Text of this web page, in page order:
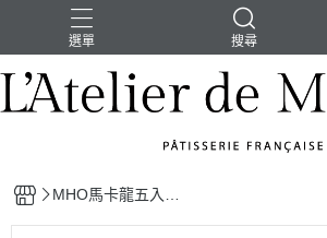
選單 搜尋
MHO馬卡龍五入禮